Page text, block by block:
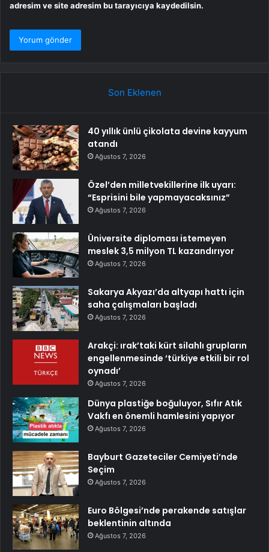
adresim ve site adresim bu tarayıcıya kaydedilsin.
Son Eklenen
40 yıllık ünlü çikolata devine kayyum
atandı
Ağustos 7, 2026
Özel’den milletvekillerine ilk uyarı:
“Esprisini bile yapmayacaksınız”
Ağustos 7, 2026
Üniversite diploması istemeyen
meslek 3,5 milyon TL kazandırıyor
Ağustos 7, 2026
Sakarya Akyazı’da altyapı hattı için
saha çalışmaları başladı
Ağustos 7, 2026
Arakçi: ırak’taki kürt silahlı grupların
engellenmesinde ‘türkiye etkili bir rol
oynadı’
Ağustos 7, 2026
Dünya plastiğe boğuluyor, Sıfır Atık
Vakfı en önemli hamlesini yapıyor
Ağustos 7, 2026
Bayburt Gazeteciler Cemiyeti’nde
Seçim
Ağustos 7, 2026
Euro Bölgesi’nde perakende satışlar
beklentinin altında
Ağustos 7, 2026